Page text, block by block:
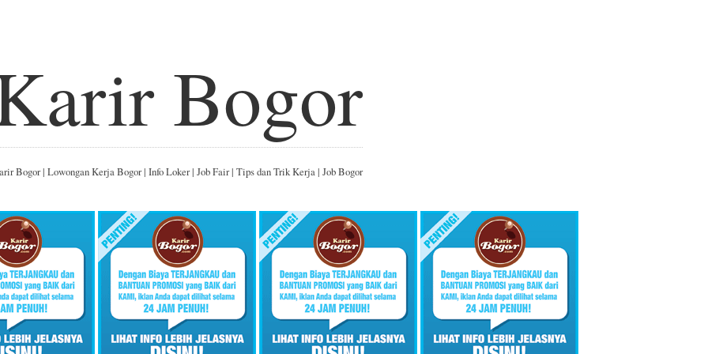
Bogor
Bogor | Lowongan Kerja Bogor | Info Loker | Job Fair | Tips dan Trik Kerja | Job Bogor